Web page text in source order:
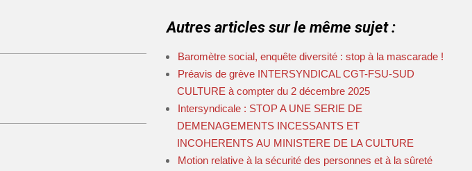
Autres articles sur le même sujet :
Baromètre social, enquête diversité : stop à la mascarade !
Préavis de grève INTERSYNDICAL CGT-FSU-SUD
CULTURE à compter du 2 décembre 2025
Intersyndicale : STOP A UNE SERIE DE
DEMENAGEMENTS INCESSANTS ET
INCOHERENTS AU MINISTERE DE LA CULTURE
Motion relative à la sécurité des personnes et à la sûreté